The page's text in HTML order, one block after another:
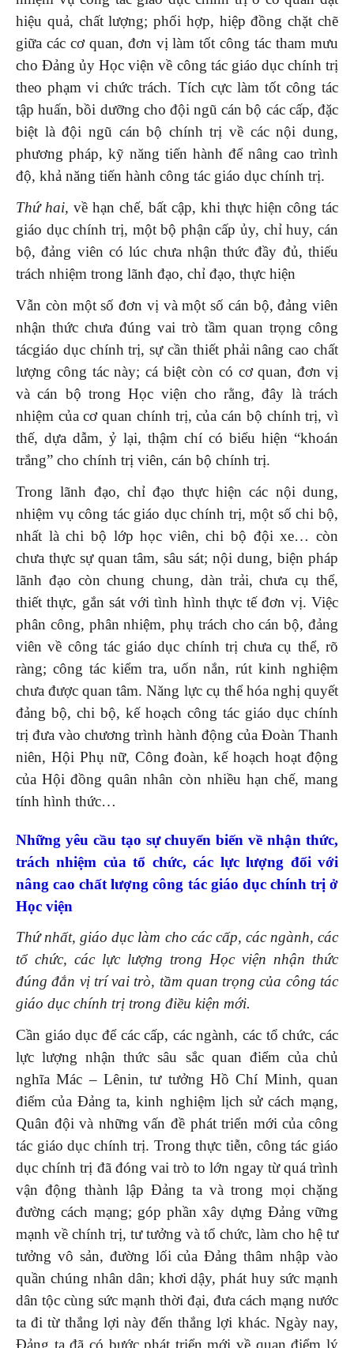
hiệu quả, chất lượng; phối hợp, hiệp đồng chặt chẽ
giữa các cơ quan, đơn vị làm tốt công tác tham mưu
cho Đảng ủy Học viện về công tác giáo dục chính trị
theo phạm vi chức trách. Tích cực làm tốt công tác
tập huấn, bồi dưỡng cho đội ngũ cán bộ các cấp, đặc
biệt là đội ngũ cán bộ chính trị về các nội dung,
phương pháp, kỹ năng tiến hành để nâng cao trình
độ, khả năng tiến hành công tác giáo dục chính trị.
Thứ hai, về hạn chế, bất cập, khi thực hiện công tác
giáo dục chính trị, một bộ phận cấp ủy, chỉ huy, cán
bộ, đảng viên có lúc chưa nhận thức đầy đủ, thiếu
trách nhiệm trong lãnh đạo, chỉ đạo, thực hiện
Vẫn còn một số đơn vị và một số cán bộ, đảng viên
nhận thức chưa đúng vai trò tầm quan trọng công
tácgiáo dục chính trị, sự cần thiết phải nâng cao chất
lượng công tác này; cá biệt còn có cơ quan, đơn vị
và cán bộ trong Học viện cho rằng, đây là trách
nhiệm của cơ quan chính trị, của cán bộ chính trị, vì
thế, dựa dẫm, ỷ lại, thậm chí có biểu hiện “khoán
trắng” cho chính trị viên, cán bộ chính trị.
Trong lãnh đạo, chỉ đạo thực hiện các nội dung,
nhiệm vụ công tác giáo dục chính trị, một số chi bộ,
nhất là chi bộ lớp học viên, chi bộ đội xe… còn
chưa thực sự quan tâm, sâu sát; nội dung, biện pháp
lãnh đạo còn chung chung, dàn trải, chưa cụ thể,
thiết thực, gắn sát với tình hình thực tế đơn vị. Việc
phân công, phân nhiệm, phụ trách cho cán bộ, đảng
viên về công tác giáo dục chính trị chưa cụ thể, rõ
ràng; công tác kiểm tra, uốn nắn, rút kinh nghiệm
chưa được quan tâm. Năng lực cụ thể hóa nghị quyết
đảng bộ, chi bộ, kế hoạch công tác giáo dục chính
trị đưa vào chương trình hành động của Đoàn Thanh
niên, Hội Phụ nữ, Công đoàn, kế hoạch hoạt động
của Hội đồng quân nhân còn nhiều hạn chế, mang
tính hình thức…
Những yêu cầu tạo sự chuyển biến về nhận thức,
trách nhiệm của tổ chức, các lực lượng đối với
nâng cao chất lượng công tác giáo dục chính trịở
Học viện
Thứ nhất, giáo dục làm cho các cấp, các ngành, các
tổ chức, các lực lượng trong Học viện nhận thức
đúng đắn vị trí vai trò, tầm quan trọng của công tác
giáo dục chính trị trong điều kiện mới.
Cần giáo dục để các cấp, các ngành, các tổ chức, các
lực lượng nhận thức sâu sắc quan điểm của chủ
nghĩa Mác – Lênin, tư tưởng Hồ Chí Minh, quan
điểm của Đảng ta, kinh nghiệm lịch sử cách mạng,
Quân đội và những vấn đề phát triển mới của công
tác giáo dục chính trị. Trong thực tiễn, công tác giáo
dục chính trị đã đóng vai trò to lớn ngay từ quá trình
vận động thành lập Đảng ta và trong mọi chặng
đường cách mạng; góp phần xây dựng Đảng vững
mạnh về chính trị, tư tưởng và tổ chức, làm cho hệ tư
tưởng vô sản, đường lối của Đảng thâm nhập vào
quần chúng nhân dân; khơi dậy, phát huy sức mạnh
dân tộc cùng sức mạnh thời đại, đưa cách mạng nước
ta đi từ thắng lợi này đến thắng lợi khác. Ngày nay,
Đảng ta đã có bước phát triển mới về quan điểm lý